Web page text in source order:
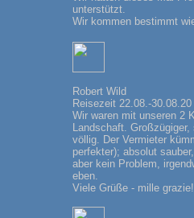
unterstützt.
Wir kommen bestimmt
Robert Wild
Reisezeit 22.08.-30.08.20
Wir waren mit unseren 2
Landschaft.
völlig. Der Vermieter
perfekter); absolut
aber kein Problem,
eben.
Viele Grüße - mille grazie!